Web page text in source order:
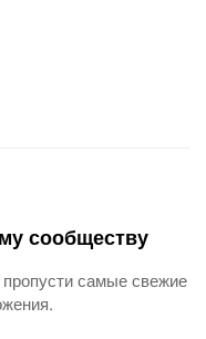
сообществу
самые свежие